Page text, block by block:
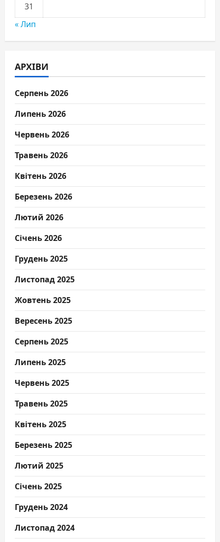
31
« Лип
АРХІВИ
Серпень 2026
Липень 2026
Червень 2026
Травень 2026
Квітень 2026
Березень 2026
Лютий 2026
Січень 2026
Грудень 2025
Листопад 2025
Жовтень 2025
Вересень 2025
Серпень 2025
Липень 2025
Червень 2025
Травень 2025
Квітень 2025
Березень 2025
Лютий 2025
Січень 2025
Грудень 2024
Листопад 2024